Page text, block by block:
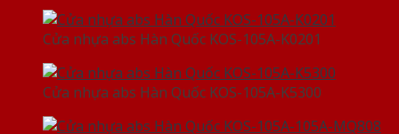
Cửa nhựa abs Hàn Quốc KOS-105A-K0201
Cửa nhựa abs Hàn Quốc KOS-105A-K5300